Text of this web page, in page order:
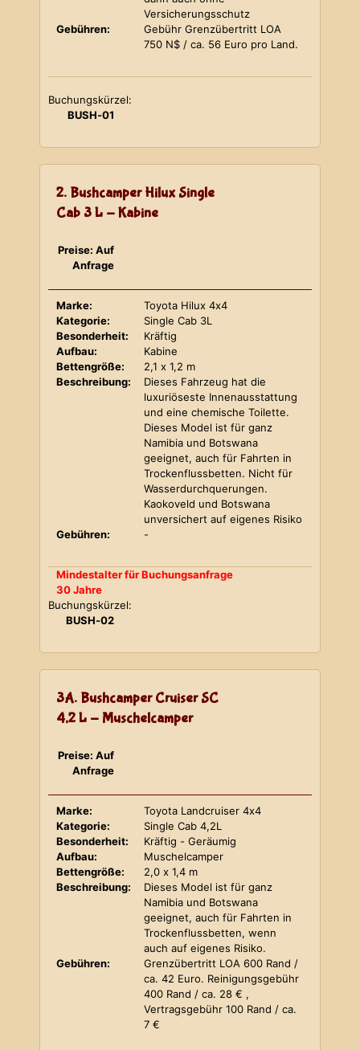
Versicherungsschutz
Gebühren:
Gebühr Grenzübertritt LOA
750 N$ / ca. 56 Euro pro Land.
Buchungskürzel:
BUSH-01
2. Bushcamper Hilux Single
Cab 3 L - Kabine
Preise: Auf
Anfrage
Marke:
Toyota Hilux 4x4
Kategorie:
Single Cab 3L
Besonderheit:
Kräftig
Aufbau:
Kabine
Bettengröße:
2,1 x 1,2 m
Beschreibung:
Dieses Fahrzeug hat die
luxuriöseste Innenausstattung
und eine chemische Toilette.
Dieses Model ist für ganz
Namibia und Botswana
geeignet, auch für Fahrten in
Trockenflussbetten. Nicht für
Wasserdurchquerungen.
Kaokoveld und Botswana
unversichert auf eigenes Risiko
Gebühren:
-
Mindestalter für Buchungsanfrage
30 Jahre
Buchungskürzel:
BUSH-02
3A. Bushcamper Cruiser SC
4,2 L - Muschelcamper
Preise: Auf
Anfrage
Marke:
Toyota Landcruiser 4x4
Kategorie:
Single Cab 4,2L
Besonderheit:
Kräftig - Geräumig
Aufbau:
Muschelcamper
Bettengröße:
2,0 x 1,4 m
Beschreibung:
Dieses Model ist für ganz
Namibia und Botswana
geeignet, auch für Fahrten in
Trockenflussbetten, wenn
auch auf eigenes Risiko.
Gebühren:
Grenzübertritt LOA 600 Rand /
ca. 42 Euro. Reinigungsgebühr
400 Rand / ca. 28 € ,
Vertragsgebühr 100 Rand / ca.
7 €